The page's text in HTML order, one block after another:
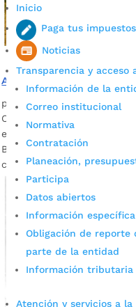
Inicio
Paga tus impuestos
Noticias
Transparencia y
Información de la
Correo institucional
Normativa
Contratación
Planeación,
Participa
Datos abiertos
Información
Obligación de reporte
parte de la entidad
Información tributaria
Atención y servicios a la
Así opera El Carrasco
por Alcaldía de Bucaramanga
Con el fin de verificar el
equipo de la Secretaría
Bucaramanga realizó una
continuidad.